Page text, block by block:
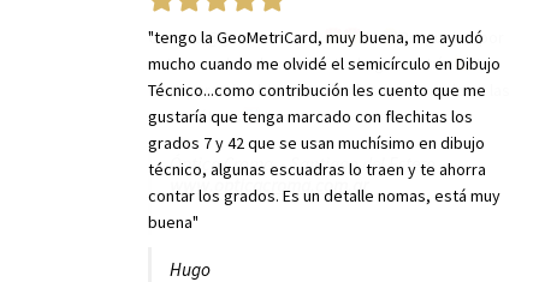
"tengo la GeoMetriCard, muy buena, me ayudó
mucho cuando me olvidé el semicírculo en Dibujo
Técnico...como contribución les cuento que me
gustaría que tenga marcado con flechitas los
grados 7 y 42 que se usan muchísimo en dibujo
técnico, algunas escuadras lo traen y te ahorra
contar los grados. Es un detalle nomas, está muy
buena"
Hugo